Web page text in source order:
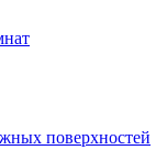
поверхностей